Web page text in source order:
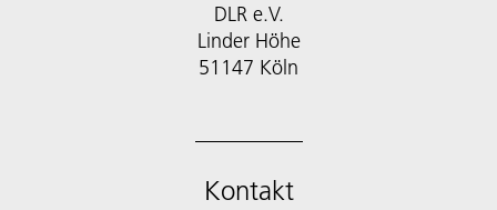
DLR e.V.
Linder Höhe
51147 Köln
Kontakt